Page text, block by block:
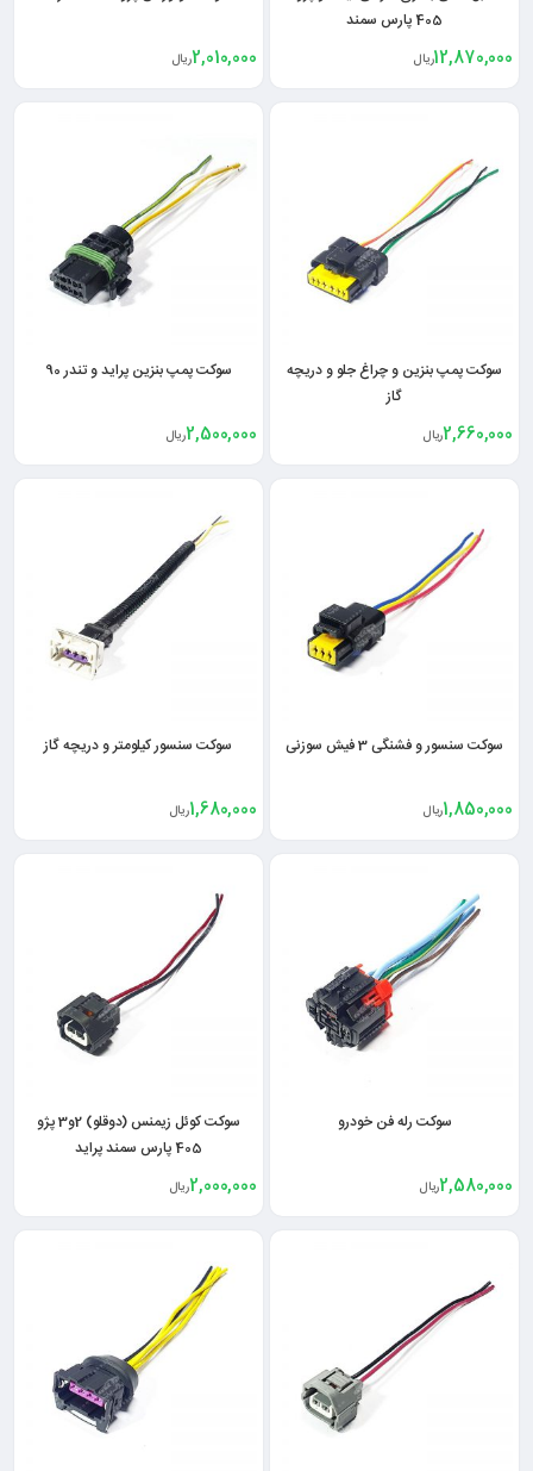
405 پارس سمند
12,870,000ریال 2,010,000ریال
سوکت پمپ بنزین و چراغ جلو و دریچه
گاز
2,660,000ریال
سوکت پمپ بنزین پراید و تندر 90
2,500,000ریال
سوکت سنسور و فشنگی 3 فیش سوزنی
1,850,000ریال
سوکت سنسور کیلومتر و دریچه گاز
1,680,000ریال
سوکت رله فن خودرو
2,580,000ریال
سوکت کوئل زیمنس (دوقلو) 2و3 پژو
405 پارس سمند پراید
2,000,000ریال